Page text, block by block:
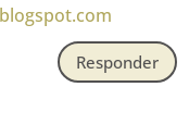
Responder